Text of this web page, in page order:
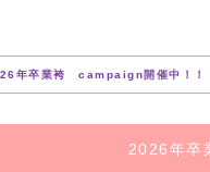
年卒業袴 campaign開催中！！
2026年卒